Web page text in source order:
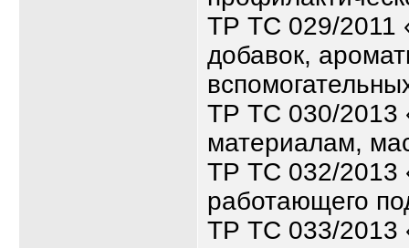
ТР ТС 029/2011
добавок,
ТР ТС 030/2013
материалам,
ТР ТС 032/2013
работающего
ТР ТС 033/2013